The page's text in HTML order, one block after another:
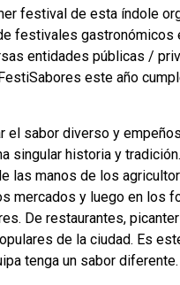
festival de esta índole
festivales gastronómicos
entidades públicas /
este año
el sabor diverso y
singular historia y
las manos de los
mercados y luego en los
De restaurantes,
de la ciudad. Es
tenga un sabor diferente.